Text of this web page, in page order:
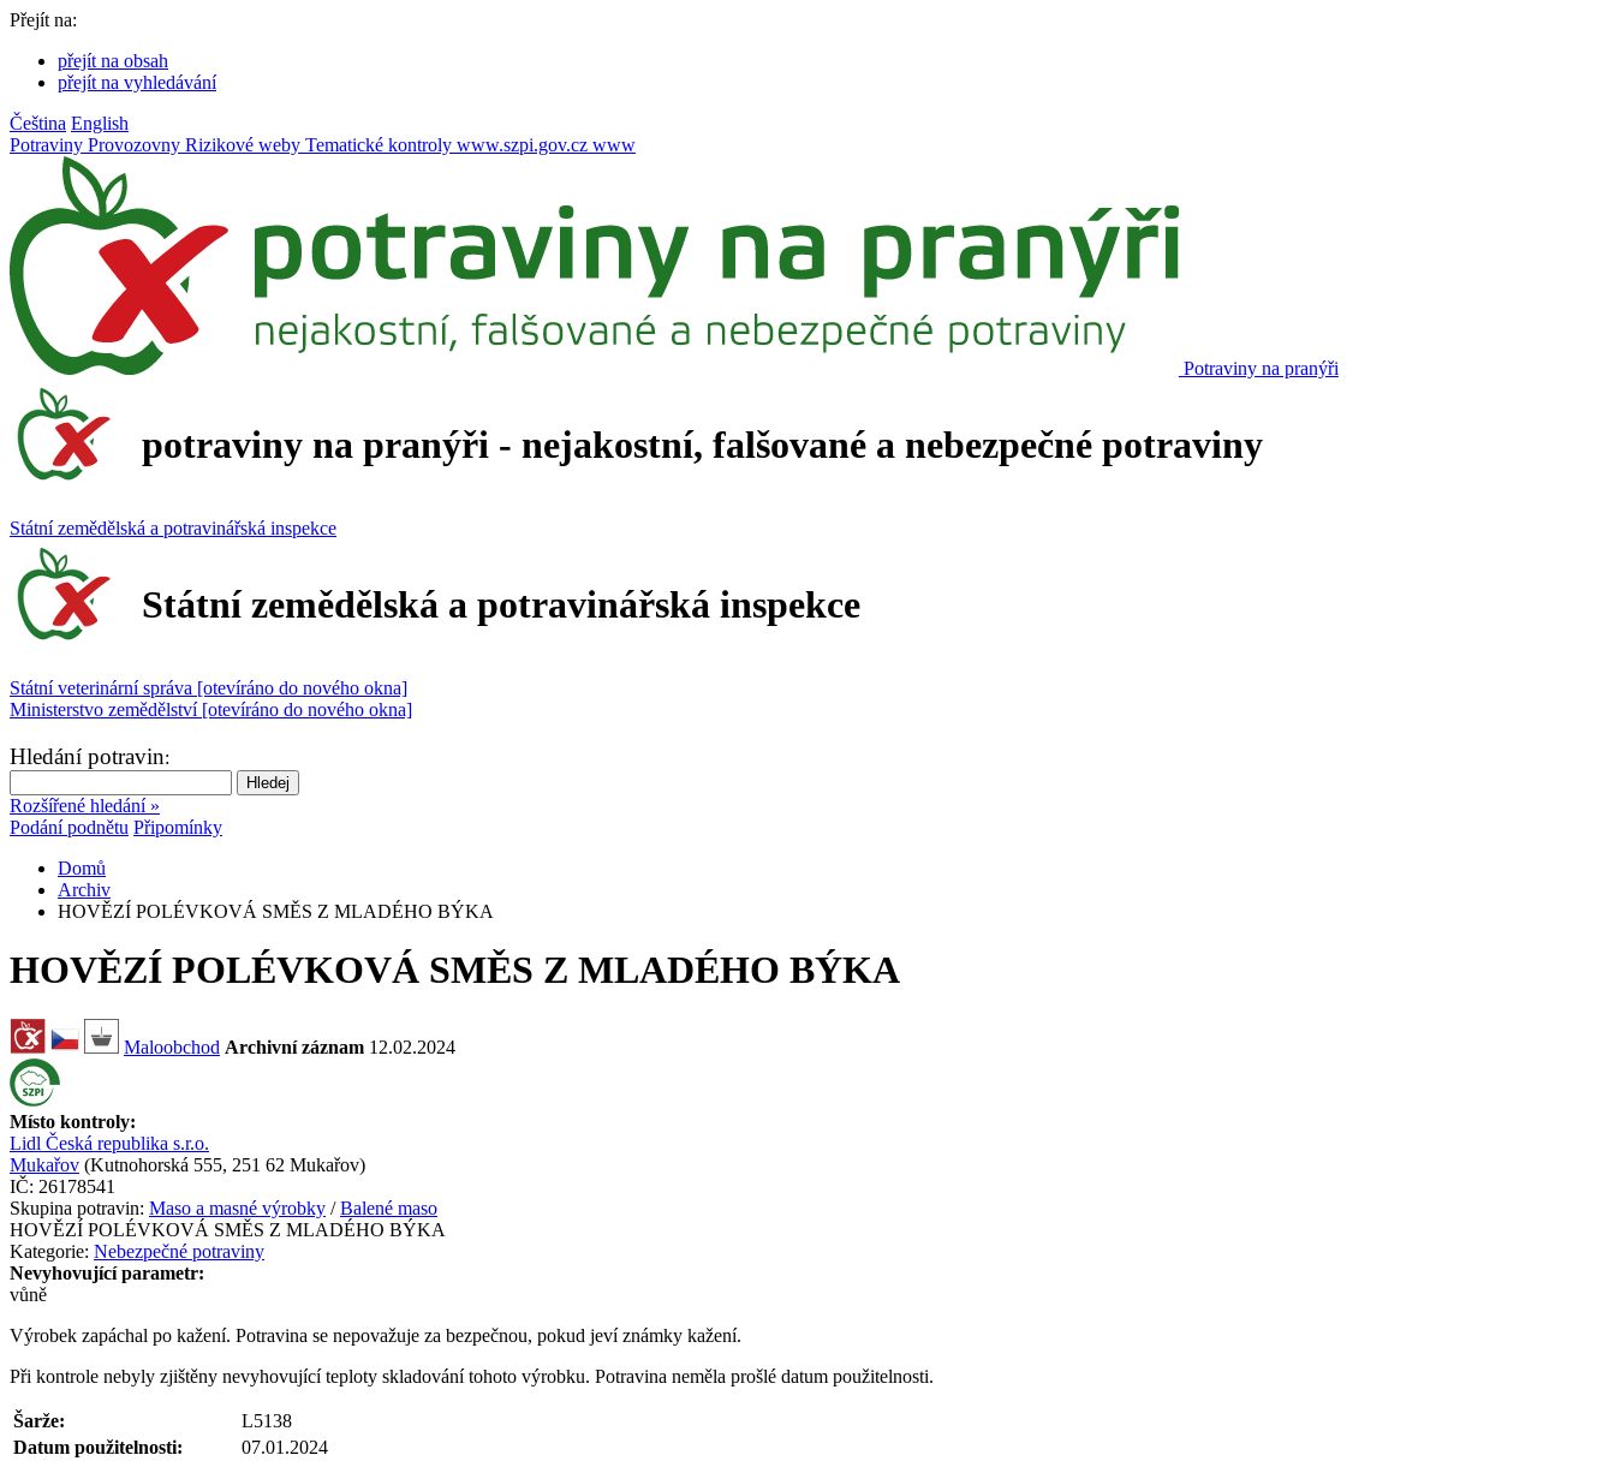
Přejít na:
přejít na obsah
přejít na vyhledávání
Čeština English
Potraviny Provozovny Rizikové weby Tematické kontroly www.szpi.gov.cz www
Potraviny na pranýři
potraviny na pranýři - nejakostní, falšované a nebezpečné potraviny
Státní zemědělská a potravinářská inspekce
Státní zemědělská a potravinářská inspekce
Státní veterinární správa [otevíráno do nového okna]
Ministerstvo zemědělství [otevíráno do nového okna]
Hledání potravin:
Rozšířené hledání »
Podání podnětu Připomínky
Domů
Archiv
HOVĚZÍ POLÉVKOVÁ SMĚS Z MLADÉHO BÝKA
HOVĚZÍ POLÉVKOVÁ SMĚS Z MLADÉHO BÝKA
Maloobchod Archivní záznam 12.02.2024
Místo kontroly:
Lidl Česká republika s.r.o.
Mukařov (Kutnohorská 555, 251 62 Mukařov)
IČ: 26178541
Skupina potravin: Maso a masné výrobky /Balené maso
HOVĚZÍ POLÉVKOVÁ SMĚS Z MLADÉHO BÝKA
Kategorie: Nebezpečné potraviny
Nevyhovující parametr:
vůně
Výrobek zapáchal po kažení. Potravina se nepovažuje za bezpečnou, pokud jeví známky kažení.
Při kontrole nebyly zjištěny nevyhovující teploty skladování tohoto výrobku. Potravina neměla prošlé datum použitelnosti.
Šarže:
L5138
Datum použitelnosti:
07.01.2024